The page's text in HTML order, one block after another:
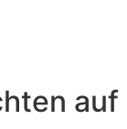
auf